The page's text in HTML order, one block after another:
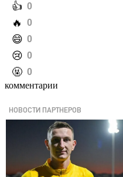
️👍 0
️🔥 0
️😄 0
️😢 0
️🤬 0
комментарии